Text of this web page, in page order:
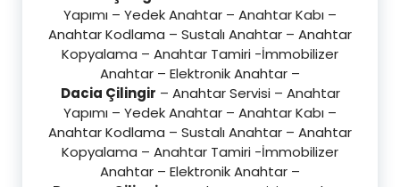
Yapımı – Yedek Anahtar – Anahtar Kabı –
Anahtar Kodlama – Sustalı Anahtar – Anahtar
Kopyalama – Anahtar Tamiri -İmmobilizer
Anahtar – Elektronik Anahtar –
Dacia Çilingir – Anahtar Servisi – Anahtar
Yapımı – Yedek Anahtar – Anahtar Kabı –
Anahtar Kodlama – Sustalı Anahtar – Anahtar
Kopyalama – Anahtar Tamiri -İmmobilizer
Anahtar – Elektronik Anahtar –